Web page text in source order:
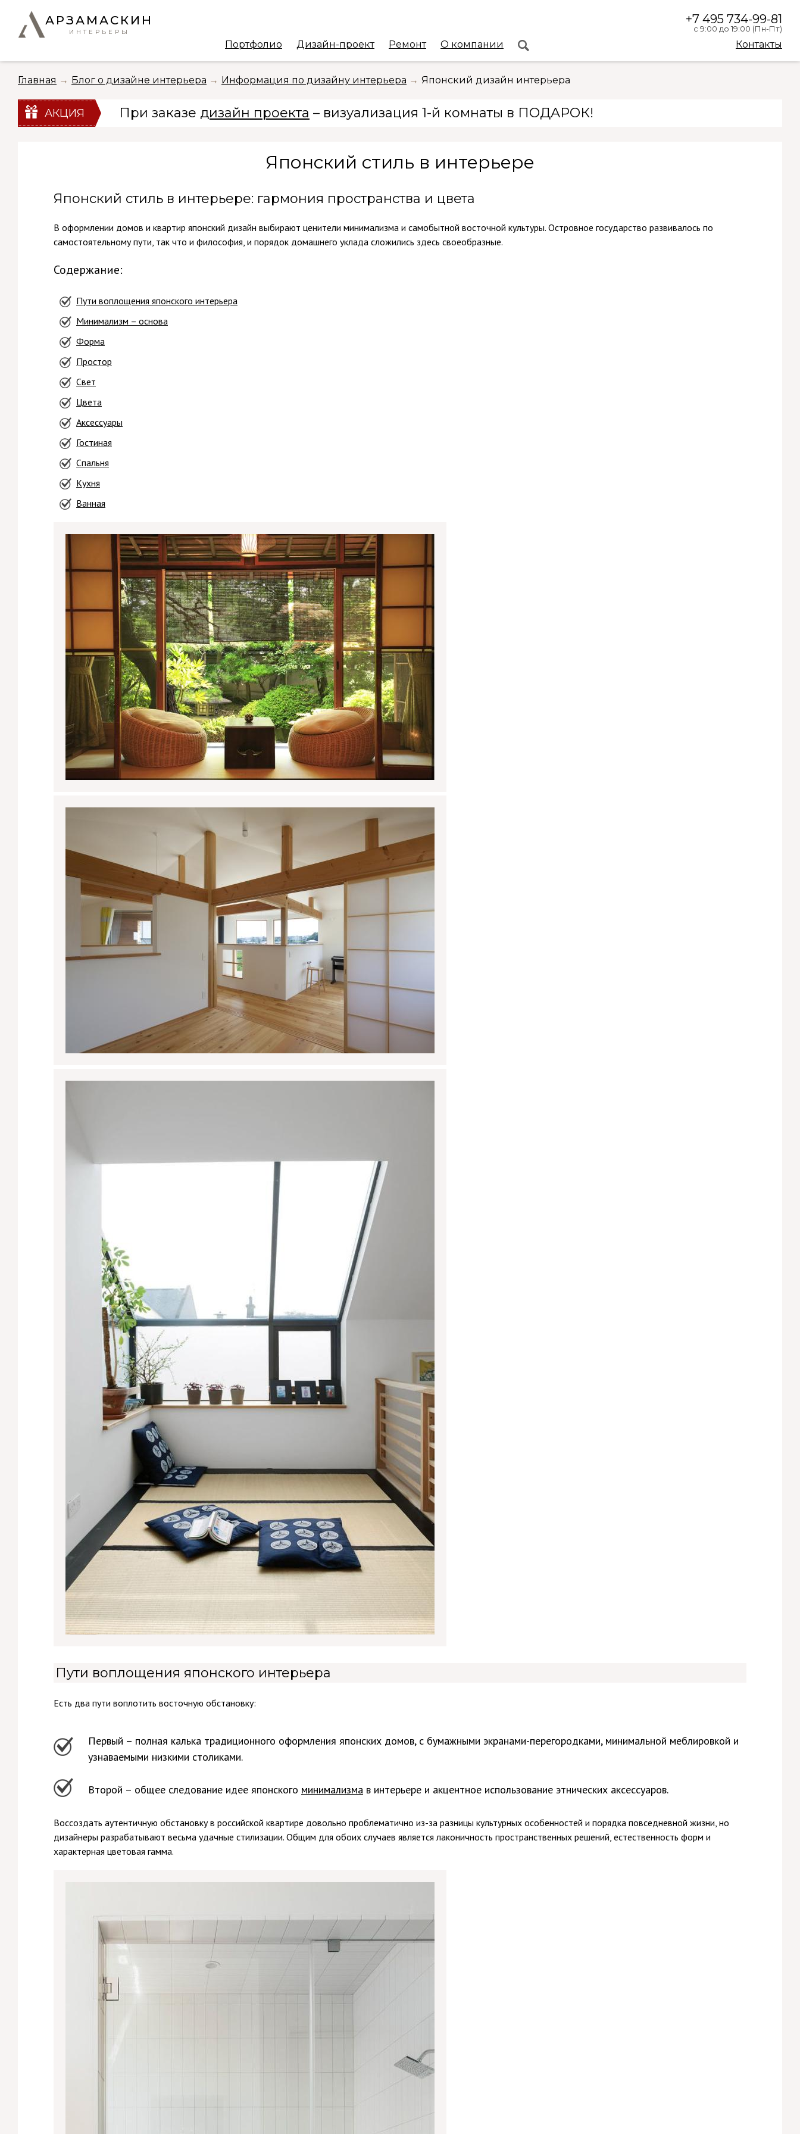
АРЗАМАСКИН
ИНТЕРЬЕРЫ
+7 495 734-99-81
с 9:00 до 19:00 (Пн-Пт)
Контакты
Портфолио Дизайн-проект Ремонт О компании
Главная Блог о дизайне интерьера Информация по дизайну интерьера Японский дизайн интерьера
АКЦИЯ При заказе дизайн проекта – визуализация 1-й комнаты в ПОДАРОК!
Японский стиль в интерьере
Японский стиль в интерьере: гармония пространства и цвета
В оформлении домов и квартир японский дизайн выбирают ценители минимализма и самобытной восточной культуры. Островное государство развивалось по
самостоятельному пути, так что и философия, и порядок домашнего уклада сложились здесь своеобразные.
Содержание:
Пути воплощения японского интерьера
Минимализм – основа
Форма
Простор
Свет
Цвета
Аксессуары
Гостиная
Спальня
Кухня
Ванная
Пути воплощения японского интерьера
Есть два пути воплотить восточную обстановку:
Первый – полная калька традиционного оформления японских домов, с бумажными экранами-перегородками, минимальной меблировкой и
узнаваемыми низкими столиками.
Второй – общее следование идее японского минимализма в интерьере и акцентное использование этнических аксессуаров.
Воссоздать аутентичную обстановку в российской квартире довольно проблематично из-за разницы культурных особенностей и порядка повседневной жизни, но
дизайнеры разрабатывают весьма удачные стилизации. Общим для обоих случаев является лаконичность пространственных решений, естественность форм и
характерная цветовая гамма.